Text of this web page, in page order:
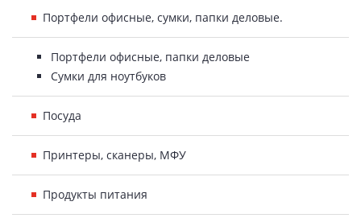
Портфели офисные, сумки, папки деловые.
Портфели офисные, папки деловые
Сумки для ноутбуков
Посуда
Принтеры, сканеры, МФУ
Продукты питания